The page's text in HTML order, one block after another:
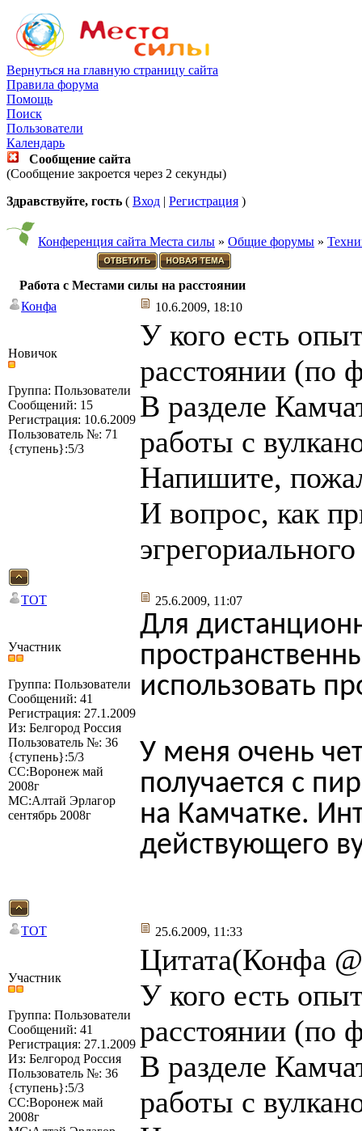
Вернуться на главную страницу сайта
Правила форума
Помощь
Поиск
Пользователи
Календарь
Сообщение сайта
(Сообщение закроется через 2 секунды)
Здравствуйте, гость ( Вход | Регистрация )
Конференция сайта Места силы » Общие форумы »
Работа с Местами силы на расстоянии
Конфа
10.6.2009, 18:10
Новичок
Группа: Пользователи
Сообщений: 15
Регистрация: 10.6.2009
Пользователь №: 71
{ступень}:5/3
У кого есть
расстоянии (по
В разделе
работы с
Напишите,
И вопрос, как
TOT 25.6.2009, 11:07
Участник
Группа: Пользователи
Сообщений: 41
Регистрация: 27.1.2009
Из: Белгород Россия
Пользователь №: 36
{ступень}:5/3
СС:Воронеж май
2008г
МС:Алтай Эрлагор
сентябрь 2008г
Для
использовать
У меня очень
получается с
на Камчатке.
действующего
TOT 25.6.2009, 11:33
Участник
Группа: Пользователи
Сообщений: 41
Регистрация: 27.1.2009
Из: Белгород Россия
Пользователь №: 36
{ступень}:5/3
СС:Воронеж май
2008г
Цитата(Конфа
У кого есть
расстоянии (по
В разделе
работы с